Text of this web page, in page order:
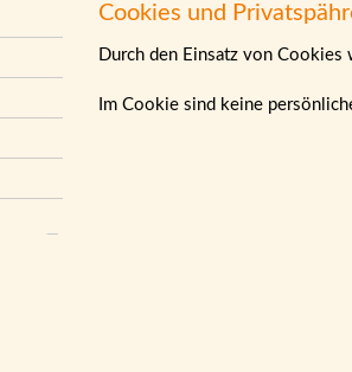
Cookies und
Durch den Einsatz von Cookies
Im Cookie sind keine